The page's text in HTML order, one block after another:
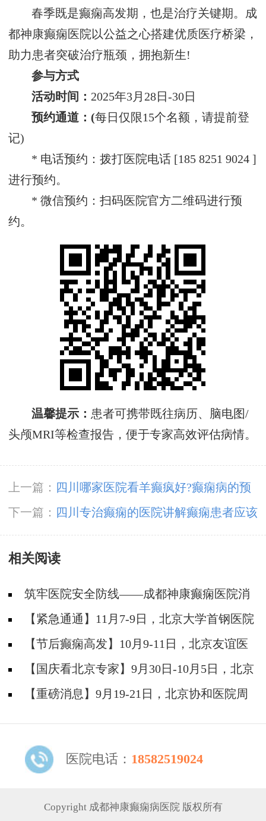
春季既是癫痫高发期，也是治疗关键期。成
都神康癫痫医院以公益之心搭建优质医疗桥梁，
助力患者突破治疗瓶颈，拥抱新生!
参与方式‌
活动时间‌：2025年3月28日-30日
预约通道‌：(每日仅限15个名额，请提前登
记)
* 电话预约：拨打医院电话 [185 8251 9024 ]
进行预约。
* 微信预约：扫码医院官方二维码进行预
约。
温馨提示‌： 患者可携带既往病历、脑电图/
头颅MRI等检查报告，便于专家高效评估病情‌。
上一篇：
四川哪家医院看羊癫疯好?癫痫病的预
防措施有哪些?
下一篇：
四川专治癫痫的医院讲解癫痫患者应该
吃哪些食物?
相关阅读
筑牢医院安全防线——成都神康癫痫医院消
防安全培训纪实
【紧急通通】11月7-9日，北京大学首钢医院
神经内科胡颖教授亲临成都会诊，破解癫痫疑难
【节后癫痫高发】10月9-11日，北京友谊医
院陈葵博士免费会诊+治疗援助，破解癫痫难
题！
【国庆看北京专家】9月30日-10月5日，北京
天坛&首钢医院两大专家蓉城亲诊+癫痫大额救
【重磅消息】9月19-21日，北京协和医院周
线！
医院电话： 18582519024
Copyright 成都神康癫痫病医院 版权所有